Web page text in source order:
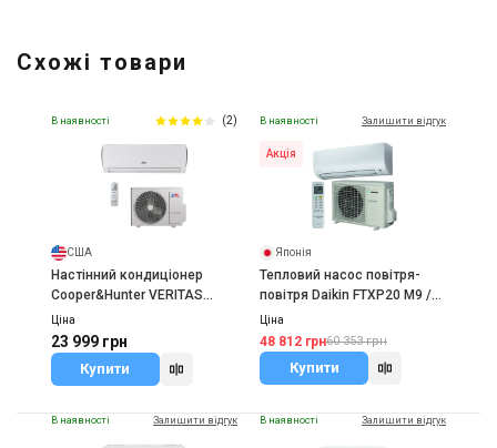
Схожі товари
В наявності (2)
США
Настінний кондиціонер
Cooper&Hunter VERITAS
INVERTER NG
Ціна
23 999 грн
Купити
В наявності Залишити відгук
Акція
Японія
Тепловий насос повітря-
повітря Daikin FTXP20 M9 /
RXP20 M
Ціна
48 812 грн60 353 грн
Купити
В наявності Залишити відгук В наявності Залишити відгук